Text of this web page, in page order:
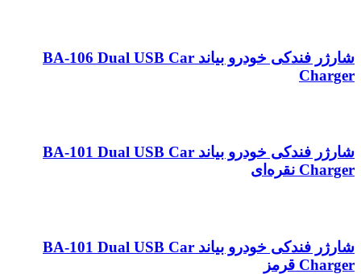
شارژر فندکی خودرو بیاند BA-106 Dual USB Car
Charger
شارژر فندکی خودرو بیاند BA-101 Dual USB Car
Charger نقره‌ای
شارژر فندکی خودرو بیاند BA-101 Dual USB Car
Charger قرمز